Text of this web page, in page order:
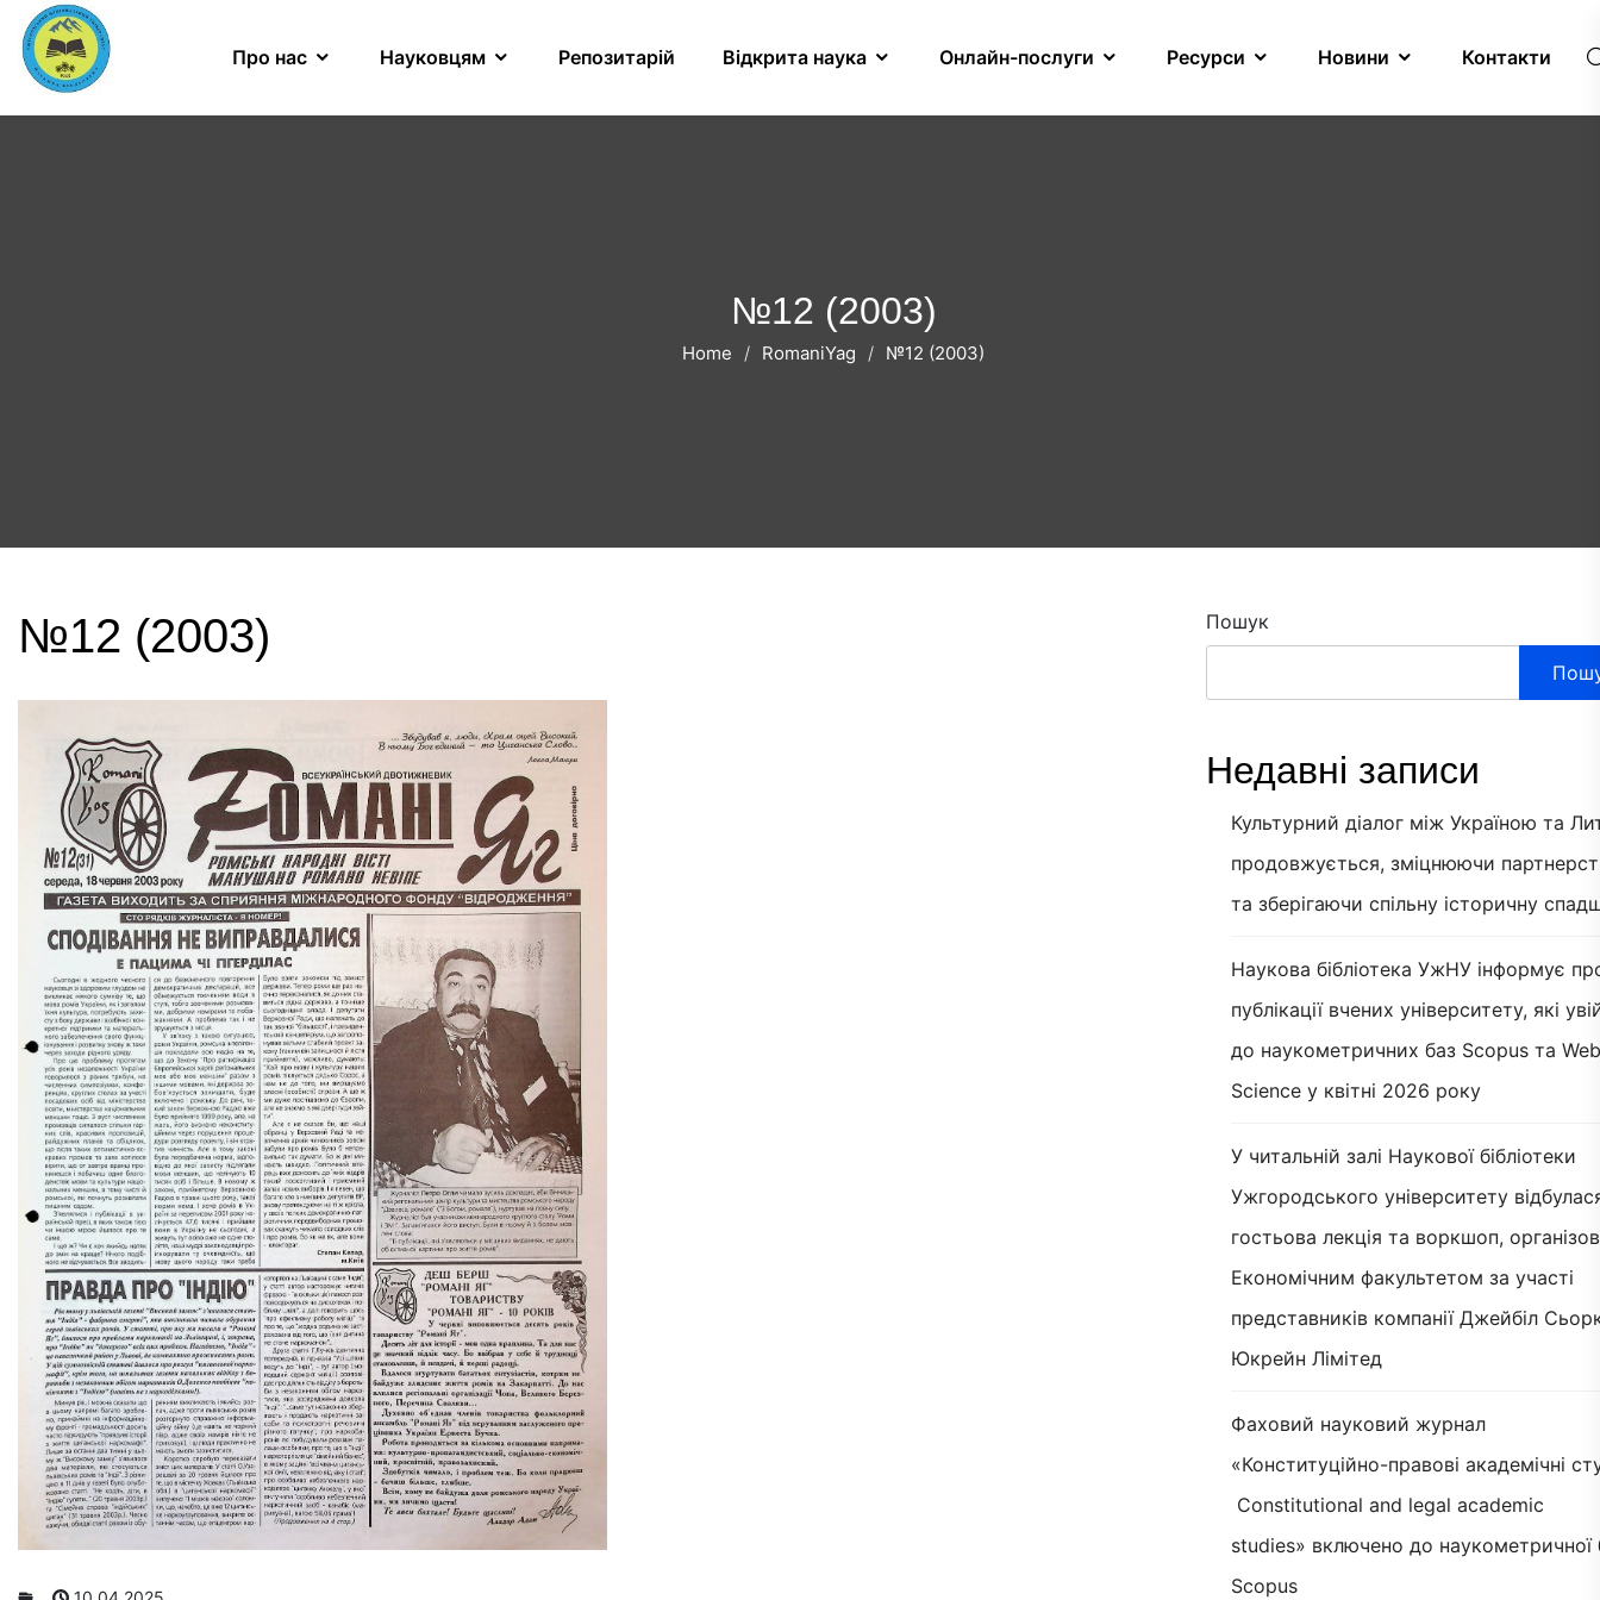
Про нас Науковцям Репозитарій Відкрита наука Онлайн-послуги Ресурси Новини Контакти
№12 (2003)
Home RomaniYag №12 (2003)
Пошук
Недавні записи
Культурний діалог між Україною та
продовжується, зміцнюючи
та зберігаючи спільну історичну
Наукова бібліотека УжНУ інформує
публікації вчених університету, які
до наукометричних баз Scopus та
Science у квітні 2026 року
У читальній залі Наукової бібліотеки
Ужгородського університету
гостьова лекція та воркшоп,
Економічним факультетом за участі
представників компанії Джейбіл
Юкрейн Лімітед
Фаховий науковий журнал
«Конституційно-правові академічні
Constitutional and legal academic
studies» включено до наукометричної
Scopus
№12 (2003)